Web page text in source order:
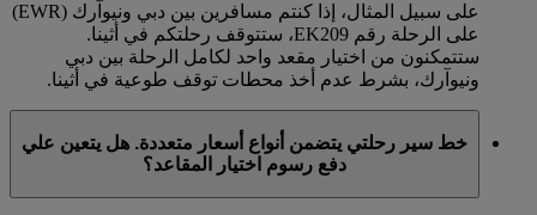
على سبيل المثال، إذا كنتم مسافرين بين دبي ونيوآرك (EWR)
على الرحلة رقم EK209، ستتوقف رحلتكم في أثينا.
ستتمكنون من اختيار مقعد واحد لكامل الرحلة بين دبي
ونيوآرك، بشرط عدم أخذ محطات توقف طوعية في أثينا.
خط سير رحلتي يتضمن أنواع أسعار متعددة. هل يتعين علي
دفع رسوم اختيار المقاعد؟